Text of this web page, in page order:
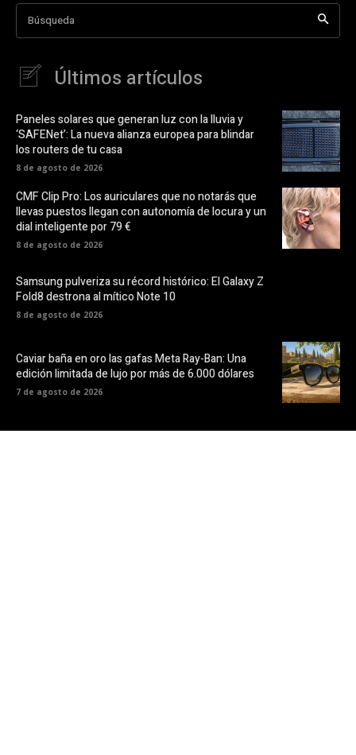
Búsqueda
Últimos artículos
Paneles solares que generan luz con la lluvia y
‘SAFENet’: La nueva alianza europea para blindar
los routers de tu casa
8 de agosto de 2026
CMF Clip Pro: Los auriculares que no notarás que
llevas puestos llegan con autonomía de locura y un
dial inteligente por 79 €
8 de agosto de 2026
Samsung pulveriza su récord histórico: El Galaxy Z
Fold8 destrona al mítico Note 10
8 de agosto de 2026
Caviar baña en oro las gafas Meta Ray-Ban: Una
edición limitada de lujo por más de 6.000 dólares
7 de agosto de 2026